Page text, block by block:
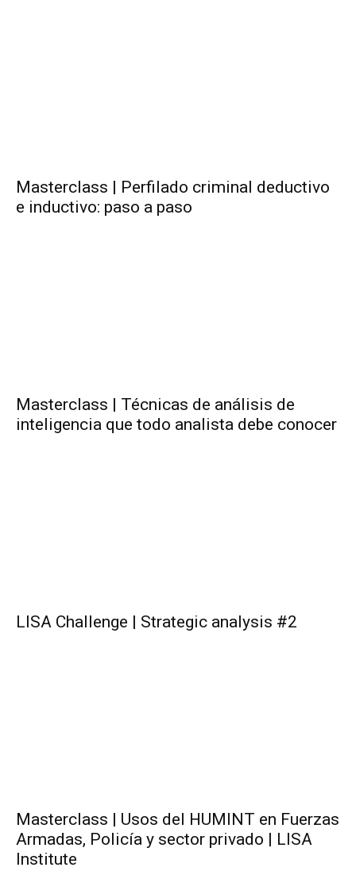
Masterclass | Perfilado criminal deductivo
e inductivo: paso a paso
Masterclass | Técnicas de análisis de
inteligencia que todo analista debe conocer
LISA Challenge | Strategic analysis #2
Masterclass | Usos del HUMINT en Fuerzas
Armadas, Policía y sector privado | LISA
Institute